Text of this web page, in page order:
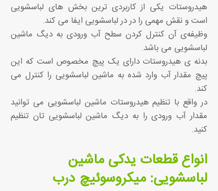
هیدروستات یکی از کاربردی ترین بخش های لباسشویی
است و نقش مهمی را در در لباسشویی ایفا می کند.
وظیفه‌ی آن کنترل کردن سطح آب ورودی به دیگ ماشین
لباسشویی می باشد.
بدنه ی هیدروستات دارای یک پیچ مخصوص است که این
پیچ مقدار آب وارد شده به ماشین لباسشویی را کنترل می
کند.
در واقع با تنظیم هیدروستات ماشین لباسشویی می توانید
مقدار آب ورودی را به دیگ ماشین لباسشویی تان تنظیم
کنید.
انواع قطعات یدکی ماشین
لباسشویی: میکروسوئیچ درب